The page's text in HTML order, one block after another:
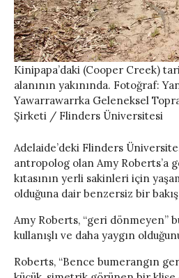
Kinipapa’daki (Cooper Creek)
alanının yakınında. Fotoğraf:
Yawarrawarrka Geleneksel
Şirketi / Flinders Üniversitesi
Adelaide’deki Flinders
antropolog olan Amy Roberts’a
kıtasının yerli sakinleri için
olduğuna dair benzersiz bir
Amy Roberts, “geri dönmeyen”
kullanışlı ve daha yaygın
Roberts, “Bence bumerangın